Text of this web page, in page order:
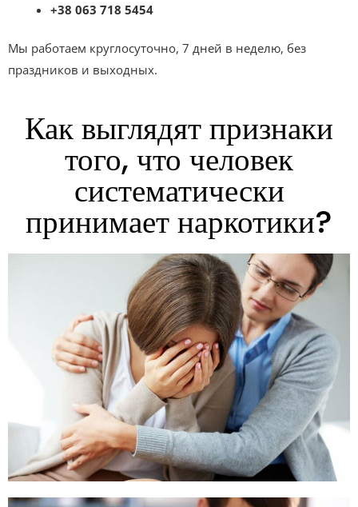
+38 063 718 5454
Мы работаем круглосуточно, 7 дней в неделю, без
праздников и выходных.
Как выглядят признаки
того, что человек
систематически
принимает наркотики?